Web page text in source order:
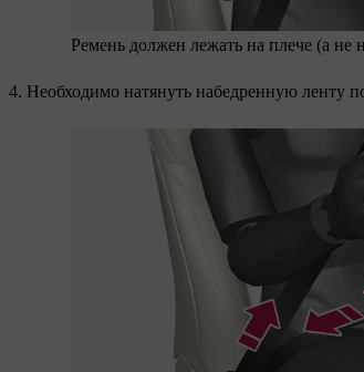
Ремень должен лежать на плече (а не
Необходимо натянуть набедренную ленту